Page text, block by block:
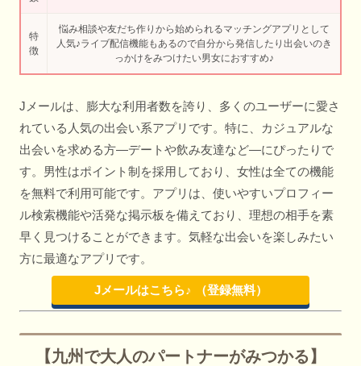
特
徴
悩み相談や友だち作りから始められるマッチングアプリとして
人気♪ライブ配信機能もあるので自分から発信したり出会いのき
っかけをみつけたい男女におすすめ♪
Jメールは、膨大な利用者数を誇り、多くのユーザーに愛さ
れている人気の出会い系アプリです。特に、カジュアルな
出会いを求める方—デートや飲み友達など—にぴったりで
す。男性はポイント制を採用しており、女性は全ての機能
を無料で利用可能です。アプリは、使いやすいプロフィー
ル検索機能や活発な掲示板を備えており、理想の相手を素
早く見つけることができます。気軽な出会いを楽しみたい
方に最適なアプリです。
Jメールはこちら♪ （登録無料）
【九州で大人のパートナーがみつかる】